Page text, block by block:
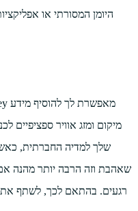
היומן המסורתי או
מיקום ומזג אוויר ספציפיים
שלך למדיה החברתית,
שאהבת וזה הרבה יותר מהנה
רגעים. בהתאם לכך, לשתף את